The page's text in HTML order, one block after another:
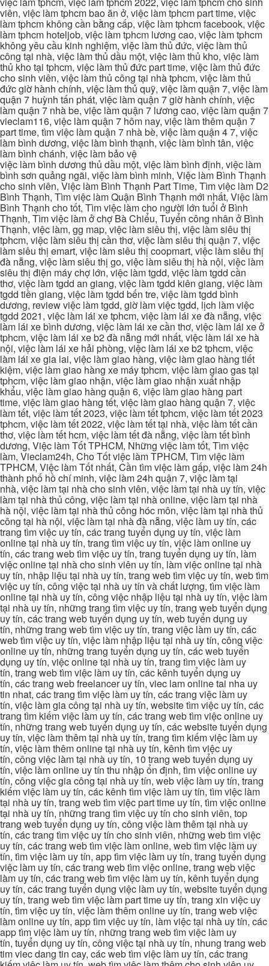
viên, việc làm tphcm bao ăn ở, việc làm tphcm part time, việc
làm tphcm không cần bằng cấp, việc làm tphcm facebook, việc
làm tphcm hoteljob, việc làm tphcm lương cao, việc làm tphcm
không yêu cầu kinh nghiệm, việc làm thủ đức, việc làm thủ
công tại nhà, việc làm thủ dầu một, việc làm thủ kho, việc làm
thủ kho tại tphcm, việc làm thủ đức part time, việc làm thủ đức
cho sinh viên, việc làm thủ công tại nhà tphcm, việc làm thủ
đức giờ hành chính, việc làm thủ quỹ, việc làm quận 7, việc làm
quận 7 huỳnh tấn phát, việc làm quận 7 giờ hành chính, việc
làm quận 7 nhà be, việc làm quận 7 lương cao, việc làm quận 7
vieclam116, việc làm quận 7 hôm nay, việc làm thêm quận 7
part time, tìm việc làm quận 7 nhà bè, việc làm quận 4 7, việc
làm bình dương, việc làm bình thạnh, việc làm bình tân, việc
làm bình chánh, việc làm bảo vệ
việc làm bình dương thủ dầu một, việc làm bình định, việc làm
bình sơn quảng ngãi, việc làm bình minh, Việc làm Bình Thạnh
cho sinh viên, Việc làm Bình Thạnh Part Time, Tìm việc làm D2
Bình Thạnh, Tìm việc làm Quận Bình Thạnh mới nhất, Việc làm
Bình Thạnh cho tốt, Tìm việc làm cho người lớn tuổi ở Bình
Thạnh, Tìm việc làm ở chợ Bà Chiểu, Tuyển công nhân ở Bình
Thạnh, việc làm, gg map, việc làm siêu thị, việc làm siêu thị
tphcm, việc làm siêu thị cần thơ, việc làm siêu thị quận 7, việc
làm siêu thị emart, việc làm siêu thị coopmart, việc làm siêu thị
đà nẵng, việc làm siêu thị go, việc làm siêu thị hà nội, việc làm
siêu thị điện máy chợ lớn, việc làm tgdd, việc làm tgdd cần
thơ, việc làm tgdd an giang, việc làm tgdd kiên giang, việc làm
tgdd tiền giang, việc làm tgdd bến tre, việc làm tgdd bình
dương, review việc làm tgdd, giờ làm việc tgdd, lịch làm việc
tgdd 2021, việc làm lái xe tphcm, việc làm lái xe đà nẵng, việc
làm lái xe bình dương, việc làm lái xe cần thơ, việc làm lái xe ở
tphcm, việc làm lái xe b2 đà nẵng mới nhất, việc làm lái xe hà
nội, việc làm lái xe hải phòng, việc làm lái xe b2 tphcm, việc
làm lái xe gia lai, việc làm giao hàng, việc làm giao hàng tiết
kiệm, việc làm giao hàng xe máy tphcm, việc làm giao gas tại
tphcm, việc làm giao nhận, việc làm giao nhận xuất nhập
khẩu, việc làm giao hàng quận 6, việc làm giao hàng part
time, việc làm giao hàng tết, việc làm giao hàng quận 7, việc
làm tết, việc làm tết 2023, việc làm tết tphcm, việc làm tết 2023
tphcm, việc làm tết 2022, việc làm tết tại nhà, việc làm tết cần
thơ, việc làm tết hcm, việc làm tết đà nẵng, việc làm tết bình
dương, Việc làm Tốt TPHCM, Những việc làm tốt, Tìm việc
làm, Vieclam24h, Cho Tốt việc làm TPHCM, Tìm việc làm
TPHCM, Việc làm Tốt nhất, Cần tìm việc làm gấp, việc làm 24h
thành phố hồ chí minh, việc làm 24h quận 7, việc làm tại
nhà, việc làm tại nhà cho sinh viên, việc làm tại nhà uy tín, việc
làm tại nhà thủ công, việc làm tại nhà online, việc làm tại nhà
hà nội, việc làm tại nhà thủ công hóc môn, việc làm tại nhà thủ
công tại hà nội, việc làm tại nhà đà nẵng, việc làm uy tín, các
trang tìm việc uy tín, các trang tuyển dụng uy tín, việc làm
online tại nhà uy tín, trang tìm việc uy tín, việc làm online uy
tín, các trang web tìm việc uy tín, trang tuyển dụng uy tín, làm
việc online tại nhà cho sinh viên uy tín, làm việc online tại nhà
uy tín, nhập liệu tại nhà uy tín, trang web tìm việc uy tín, web tìm
việc uy tín, công việc tại nhà uy tín và chất lượng, tìm việc làm
online tại nhà uy tín, công việc nhập liệu tại nhà uy tín, việc làm
tại nhà uy tín, những trang tìm việc uy tín, trang web tuyển dụng
uy tín, các trang web tuyển dụng uy tín, web tuyển dụng uy
tín, những trang web tìm việc uy tín, trang việc làm uy tín, các
web tìm việc uy tín, việc làm nhập liệu tại nhà uy tín, công việc
online uy tín, những trang tuyển dụng uy tín, các web tuyển
dụng uy tín, việc online tại nhà uy tín, trang tìm việc làm uy
tín, trang web tìm việc làm uy tín, các kênh tuyển dụng uy
tín, các trang web freelancer uy tín, viec lam online tai nha uy
tin nhat, các trang tìm việc làm uy tín, các trang việc làm uy
tín, việc làm gia công tại nhà uy tín, website tìm việc uy tín, các
trang tìm kiếm việc làm uy tín, các trang web tìm việc online uy
tín, những trang web tuyển dụng uy tín, các website tuyển dụng
uy tín, việc làm thêm tại nhà uy tín, trang tìm kiếm việc làm uy
tín, việc làm thêm online tại nhà uy tín, kênh tìm việc uy
tín, công việc làm tại nhà uy tín, 10 trang web tuyển dụng uy
tín, việc làm online uy tín thu nhập ổn định, tìm việc online uy
tín, công việc gia công tại nhà uy tín, web việc làm uy tín, trang
kiếm việc làm uy tín, các kênh tìm việc làm uy tín, tìm việc làm
tại nhà uy tín, trang web tìm việc part time uy tín, tìm việc online
tại nhà uy tín, những trang tìm việc uy tín cho sinh viên, top
trang web tuyển dụng uy tín, công việc làm thêm tại nhà uy
tín, các trang tìm việc uy tín cho sinh viên, những web tìm việc
uy tín, các trang web tìm việc làm online, web tìm việc làm uy
tín, tìm việc làm uy tín, app tìm việc làm uy tín, trang tuyển dụng
việc làm uy tín, các trang web tìm việc online, trang web việc
làm uy tín, các trang web tìm việc làm uy tín, kênh tuyển dụng
uy tín, các trang tuyển dụng việc làm uy tín, website tuyển dụng
uy tín, trang web tìm việc làm part time uy tín, trang xin việc uy
tín, tìm việc uy tín, việc làm thêm online uy tín, trang web việc
làm online uy tín, app tìm việc uy tín, làm việc tại nhà uy tín, các
app tìm việc làm uy tín, những trang web tìm việc làm uy
tín, tuyển dụng uy tín, công việc tại nhà uy tín, nhung trang web
tim viec dang tin cay, các web tìm việc làm uy tín, các trang